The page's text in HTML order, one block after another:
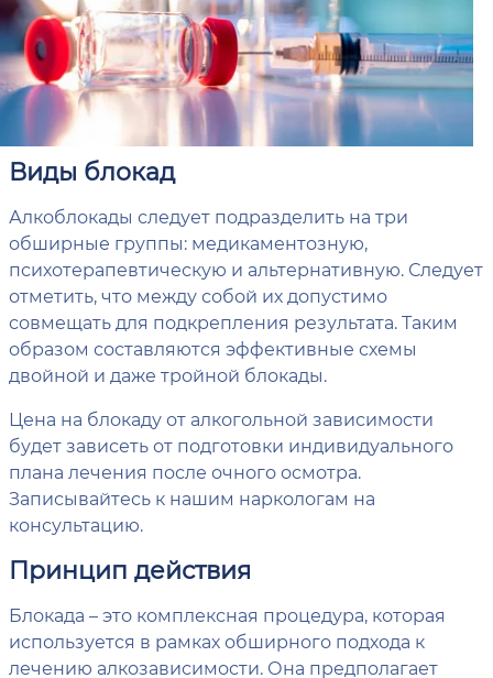
Виды блокад
Алкоблокады следует подразделить на три
обширные группы: медикаментозную,
психотерапевтическую и альтернативную. Следует
отметить, что между собой их допустимо
совмещать для подкрепления результата. Таким
образом составляются эффективные схемы
двойной и даже тройной блокады.
Цена на блокаду от алкогольной зависимости
будет зависеть от подготовки индивидуального
плана лечения после очного осмотра.
Записывайтесь к нашим наркологам на
консультацию.
Принцип действия
Блокада – это комплексная процедура, которая
используется в рамках обширного подхода к
лечению алкозависимости. Она предполагает